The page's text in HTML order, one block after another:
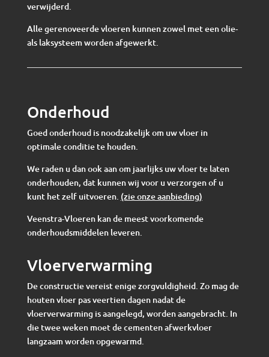
verwijderd.
Alle gerenoveerde vloeren kunnen zowel met een olie-
als laksysteem worden afgewerkt.
Onderhoud
Goed onderhoud is noodzakelijk om uw vloer in
optimale conditie te houden.
We raden u dan ook aan om jaarlijks uw vloer te laten
onderhouden, dat kunnen wij voor u verzorgen of u
kunt het zelf uitvoeren. (zie onze aanbieding)
Veenstra-Vloeren kan de meest voorkomende
onderhoudsmiddelen leveren.
Vloerverwarming
De constructie vereist enige zorgvuldigheid. Zo mag de
houten vloer pas veertien dagen nadat de
vloerverwarming is aangelegd, worden aangebracht. In
die twee weken moet de cementen afwerkvloer
langzaam worden opgewarmd.